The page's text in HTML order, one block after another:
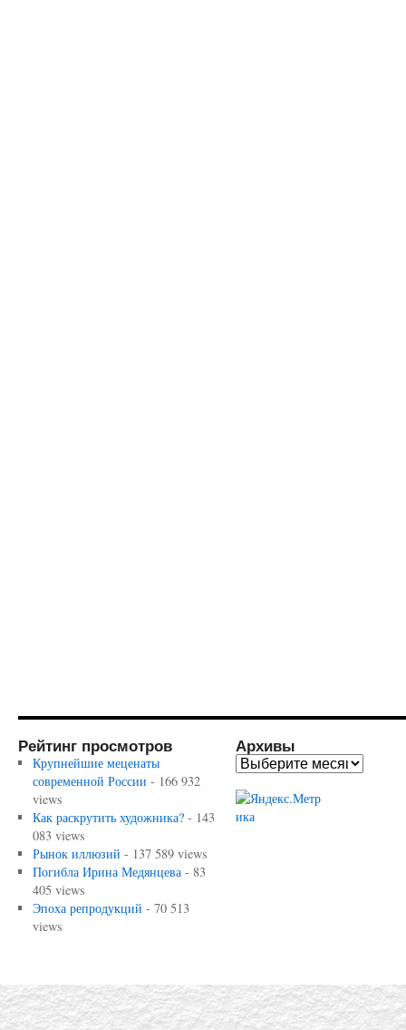
Рейтинг просмотров
Крупнейшие меценаты
современной России - 166 932
views
Как раскрутить художника?- 143
083 views
Рынок иллюзий - 137 589 views
Погибла Ирина Медянцева- 83
405 views
Эпоха репродукций - 70 513
views
Архивы